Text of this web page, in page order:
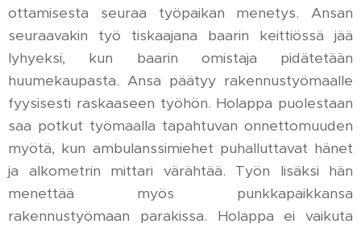
ottamisesta seuraa työpaikan menetys. Ansan
seuraavakin työ tiskaajana baarin keittiössä jää
lyhyeksi, kun baarin omistaja pidätetään
huumekaupasta. Ansa päätyy rakennustyömaalle
fyysisesti raskaaseen työhön. Holappa puolestaan
saa potkut työmaalla tapahtuvan onnettomuuden
myötä, kun ambulanssimiehet puhalluttavat hänet
ja alkometrin mittari värähtää. Työn lisäksi hän
menettää myös punkkapaikkansa
rakennustyömaan parakissa. Holappa ei vaikuta